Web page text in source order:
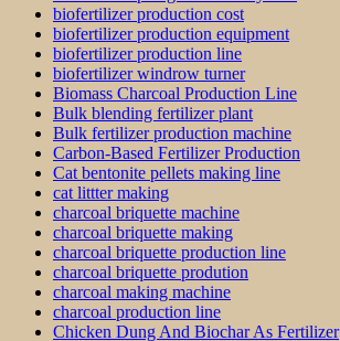
biofertilizer production cost
biofertilizer production equipment
biofertilizer production line
biofertilizer windrow turner
Biomass Charcoal Production Line
Bulk blending fertilizer plant
Bulk fertilizer production machine
Carbon-Based Fertilizer Production
Cat bentonite pellets making line
cat littter making
charcoal briquette machine
charcoal briquette making
charcoal briquette production line
charcoal briquette prodution
charcoal making machine
charcoal production line
Chicken Dung And Biochar As Fertilizer